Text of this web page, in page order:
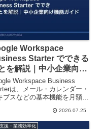
Workspace
Starter でできる
を解説｜中小企業向け
ガイド
Workspace Business
は、メール・カレンダー・
ブスなどの基本機能を月額
業のDX推進に必要な機能
わかりやすく解説します。
2026.07.25
援・業務効率化